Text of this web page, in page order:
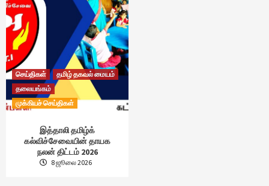
செய்திகள்
தமிழ் தகவல் மையம்
தலையங்கம்
முக்கியச் செய்திகள்
இத்தாலி தமிழ்க்
கல்விச்சேவையின் தாயக
நலன் திட்டம் 2026
8 ஜூலை 2026